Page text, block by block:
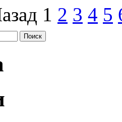
1 2 3 4 5